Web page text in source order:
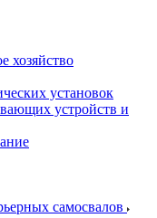
хозяйство
установок
устройств и
самосвалов